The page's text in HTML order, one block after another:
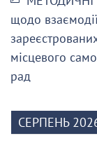
щодо
місцевого
рад
СЕРПЕНЬ